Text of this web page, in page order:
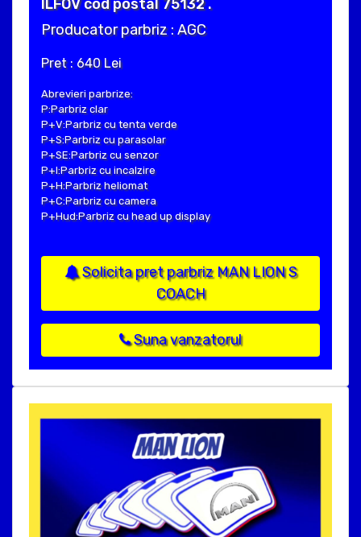
ILFOV cod postal 75132 .
Producator parbriz : AGC
Pret : 640 Lei
Abrevieri parbrize:
P:Parbriz clar
P+V:Parbriz cu tenta verde
P+S:Parbriz cu parasolar
P+SE:Parbriz cu senzor
P+I:Parbriz cu incalzire
P+H:Parbriz heliomat
P+C:Parbriz cu camera
P+Hud:Parbriz cu head up display
Solicita pret parbriz MAN LION S
COACH
Suna vanzatorul